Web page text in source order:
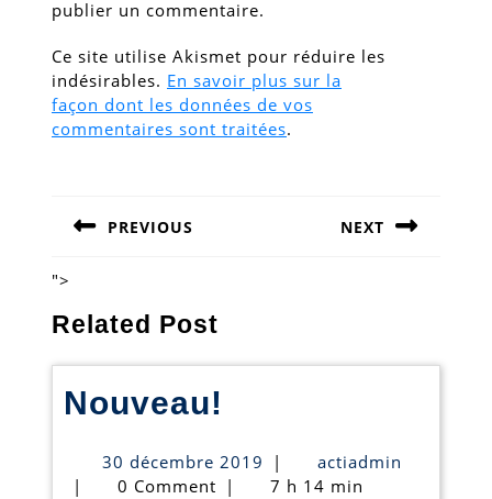
publier un commentaire.
Ce site utilise Akismet pour réduire les
indésirables. En savoir plus sur la
façon dont les données de vos
commentaires sont traitées.
de
l’article
PREVIOUS
post:
NEXT
">
Related Post
Nouveau!
30 décembre 2019 30
décembre
| actiadmin
|
0 Comment | 7 h 14 min